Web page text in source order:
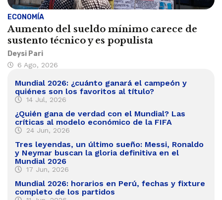
ECONOMÍA
Aumento del sueldo mínimo carece de
sustento técnico y es populista
Deysi Pari
6 Ago, 2026
Mundial 2026: ¿cuánto ganará el campeón y
quiénes son los favoritos al título?
14 Jul, 2026
¿Quién gana de verdad con el Mundial? Las
críticas al modelo económico de la FIFA
24 Jun, 2026
Tres leyendas, un último sueño: Messi, Ronaldo
y Neymar buscan la gloria definitiva en el
Mundial 2026
17 Jun, 2026
Mundial 2026: horarios en Perú, fechas y fixture
completo de los partidos